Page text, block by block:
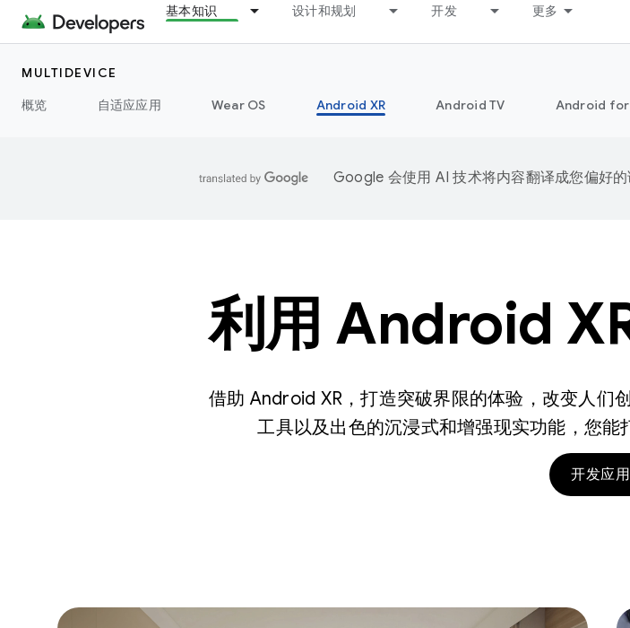
基本知识 设计和规划 开发 更多
MULTIDEVICE
概览
自适应应用 Wear OS Android XR Android TV Android for
Google 会使用 AI 技术将内容翻译成您偏好的
利用 Android
借助 Android XR，打造突破界限的体验，改变人们
工具以及出色的沉浸式和增强现实功能，您能
开发应用